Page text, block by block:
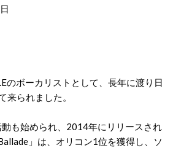
のボーカリストとして、長年に渡り日
来られました。
も始められ、2014年にリリースされ
」は、オリコン1位を獲得し、ソ